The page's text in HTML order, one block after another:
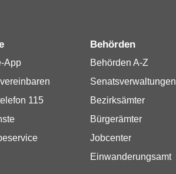
App
115
Behörden
Behörden A-Z
Senatsverwaltungen
Bezirksämter
Bürgerämter
Jobcenter
Einwanderungsamt